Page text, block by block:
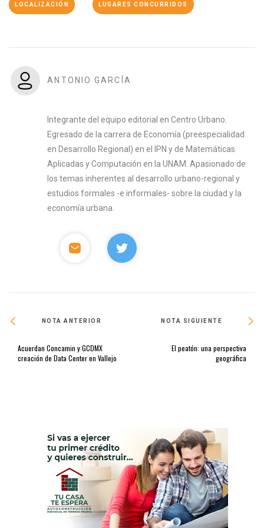
LOCALIZACIÓN LUGARES CONCURRIDOS
ANTONIO GARCÍA
Integrante del equipo editorial en Centro Urbano.
Egresado de la carrera de Economía (preespecialidad
en Desarrollo Regional) en el IPN y de Matemáticas
Aplicadas y Computación en la UNAM. Apasionado de
los temas inherentes al desarrollo urbano-regional y
estudios formales -e informales- sobre la ciudad y la
economía urbana.
NOTA ANTERIOR
Acuerdan Concamin y GCDMX
creación de Data Center en Vallejo
NOTA SIGUIENTE
El peatón: una perspectiva
geográfica